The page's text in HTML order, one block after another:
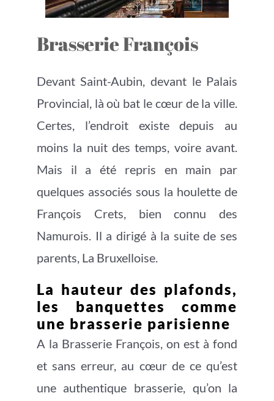
Brasserie François
Devant Saint-Aubin, devant le Palais
Provincial, là où bat le cœur de la ville.
Certes, l’endroit existe depuis au
moins la nuit des temps, voire avant.
Mais il a été repris en main par
quelques associés sous la houlette de
François Crets, bien connu des
Namurois. Il a dirigé à la suite de ses
parents, La Bruxelloise.
La hauteur des plafonds,
les banquettes comme
une brasserie parisienne
A la Brasserie François, on est à fond
et sans erreur, au cœur de ce qu’est
une authentique brasserie, qu’on la